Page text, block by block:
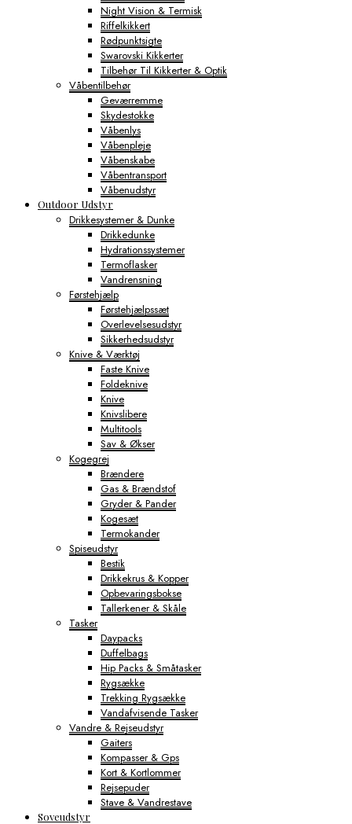
Night Vision & Termisk
Riffelkikkert
Rødpunktsigte
Swarovski Kikkerter
Tilbehør Til Kikkerter & Optik
Våbentilbehør
Geværremme
Skydestokke
Våbenlys
Våbenpleje
Våbenskabe
Våbentransport
Våbenudstyr
Outdoor Udstyr
Drikkesystemer & Dunke
Drikkedunke
Hydrationssystemer
Termoflasker
Vandrensning
Førstehjælp
Førstehjælpssæt
Overlevelsesudstyr
Sikkerhedsudstyr
Knive & Værktøj
Faste Knive
Foldeknive
Knive
Knivslibere
Multitools
Sav & Økser
Kogegrej
Brændere
Gas & Brændstof
Gryder & Pander
Kogesæt
Termokander
Spiseudstyr
Bestik
Drikkekrus & Kopper
Opbevaringsbokse
Tallerkener & Skåle
Tasker
Daypacks
Duffelbags
Hip Packs & Småtasker
Rygsække
Trekking Rygsække
Vandafvisende Tasker
Vandre & Rejseudstyr
Gaiters
Kompasser & Gps
Kort & Kortlommer
Rejsepuder
Stave & Vandrestave
Soveudstyr